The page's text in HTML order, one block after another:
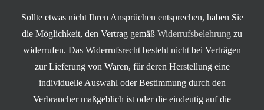
Sollte etwas nicht Ihren Ansprüchen entsprechen, haben Sie
die Möglichkeit, den Vertrag gemäß Widerrufsbelehrung zu
widerrufen. Das Widerrufsrecht besteht nicht bei Verträgen
zur Lieferung von Waren, für deren Herstellung eine
individuelle Auswahl oder Bestimmung durch den
Verbraucher maßgeblich ist oder die eindeutig auf die